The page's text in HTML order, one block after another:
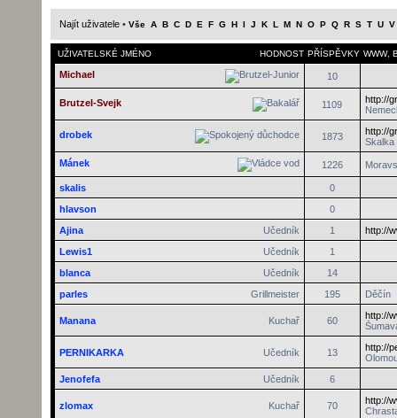
Najít uživatele• Vše A B C D E F G H I J K L M N O P Q R S T U V
HODNOST
UŽIVATELSKÉ JMÉNO PŘÍSPĚVKY WWW,
Michael 10
Brutzel-Svejk 1109
http://
drobek 1873
http://
Skalka
Mánek
1226
skalis
0
hlavson
0
Učedník
Ajina 1
http://
Učedník
Lewis1
1
Učedník
blanca
14
Grillmeister
parles 195 Děčín
Kuchař
Manana 60
http://
Učedník
PERNIKARKA 13
http://
Učedník
Jenofefa 6
Kuchař
zlomax 70
http://